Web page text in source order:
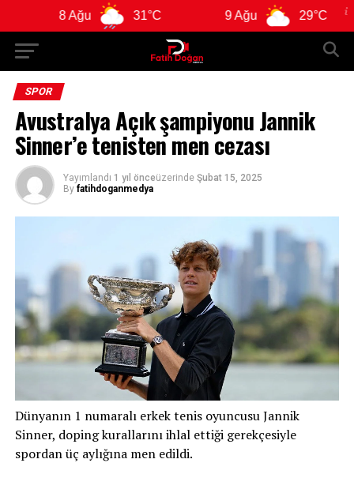
31°C 29°C
SPOR
Avustralya Açık şampiyonu Jannik
Sinner’e tenisten men cezası
Yayımlandı 1 yıl önceüzerinde Şubat 15, 2025
By fatihdoganmedya
Dünyanın 1 numaralı erkek tenis oyuncusu Jannik
Sinner, doping kurallarını ihlal ettiği gerekçesiyle
spordan üç aylığına men edildi.